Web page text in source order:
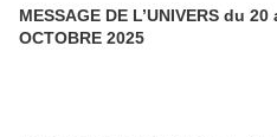
MESSAGE DE L’UNIVERS du 20
OCTOBRE 2025